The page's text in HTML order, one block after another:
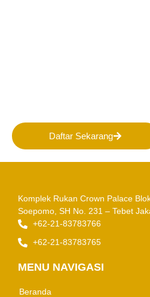
Daftar Sekarang
Komplek Rukan Crown Palace
Soepomo, SH No. 231 – Tebet
+62-21-83783766
+62-21-83783765
MENU NAVIGASI
Beranda